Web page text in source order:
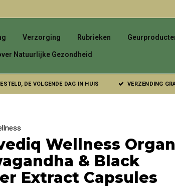
Verzorging Rubrieken
Natuurlijke Gezondheid
DE VOLGENDE DAG IN HUIS VERZENDING
Wellness
& Black
Extract Capsules